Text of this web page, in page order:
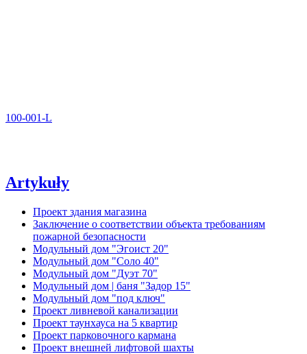
100-001-L
Artykuły
Проект здания магазина
Заключение о соответствии объекта требованиям
пожарной безопасности
Модульный дом "Эгоист 20"
Модульный дом "Соло 40"
Модульный дом "Дуэт 70"
Модульный дом | баня "Задор 15"
Модульный дом "под ключ"
Проект ливневой канализации
Проект таунхауса на 5 квартир
Проект парковочного кармана
Проект внешней лифтовой шахты